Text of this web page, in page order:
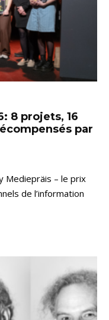
8 projets, 16
par
Mediepräis – le prix
de l’information